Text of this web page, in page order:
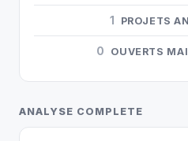
1 PROJETS
0 OUVERTS
ANALYSE COMPLETE